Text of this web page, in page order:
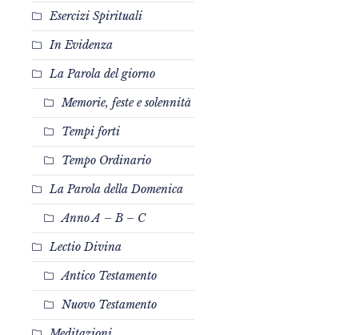
Esercizi Spirituali
In Evidenza
La Parola del giorno
Memorie, feste e solennità
Tempi forti
Tempo Ordinario
La Parola della Domenica
Anno A – B – C
Lectio Divina
Antico Testamento
Nuovo Testamento